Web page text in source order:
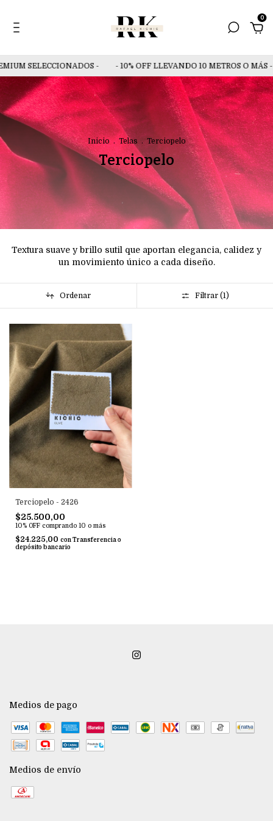
0
SELECCIONADOS - - 10% OFF LLEVANDO 10 METROS O MÁS -
Inicio . Telas . Terciopelo
Terciopelo
Textura suave y brillo sutil que aportan elegancia, calidez y
un movimiento único a cada diseño.
Ordenar Filtrar (1)
Terciopelo - 2426
$25.500,00
10% OFF comprando 10 o más
$24.225,00 con Transferencia o
depósito bancario
Medios de pago
Medios de envío